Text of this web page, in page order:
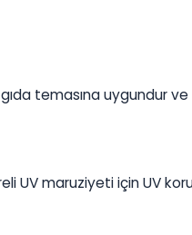
temasına uygundur ve
UV maruziyeti için UV